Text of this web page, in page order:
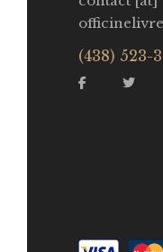
(438) 523-